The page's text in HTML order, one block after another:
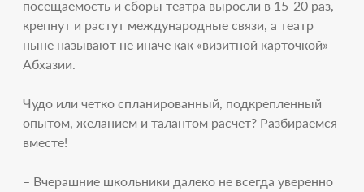
посещаемость и сборы театра выросли в 15-20 раз,
крепнут и растут международные связи, а театр
ныне называют не иначе как «визитной карточкой»
Абхазии.
Чудо или четко спланированный, подкрепленный
опытом, желанием и талантом расчет? Разбираемся
вместе!
– Вчерашние школьники далеко не всегда уверенно